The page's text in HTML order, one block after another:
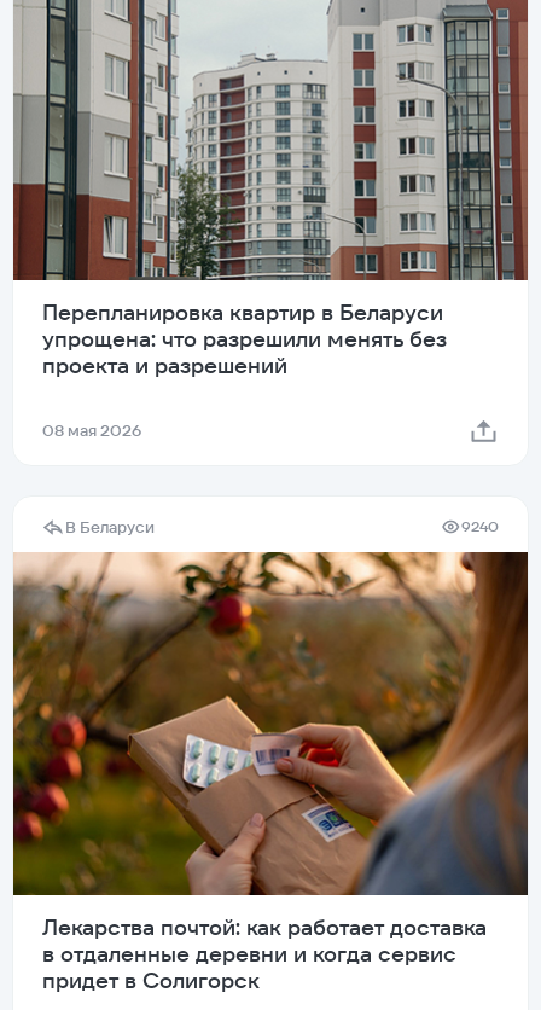
Перепланировка квартир в Беларуси
упрощена: что разрешили менять без
проекта и разрешений
08 мая 2026
В Беларуси 9240
Лекарства почтой: как работает доставка
в отдаленные деревни и когда сервис
придет в Солигорск